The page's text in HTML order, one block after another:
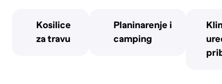
Kosilice
za travu
Planinarenje i
camping